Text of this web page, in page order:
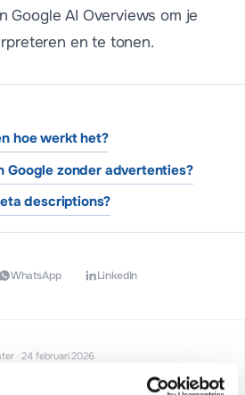
Google AI Overviews om je
en te tonen.
hoe werkt het?
Google zonder advertenties?
descriptions?
WhatsApp LinkedIn
·24 februari 2026